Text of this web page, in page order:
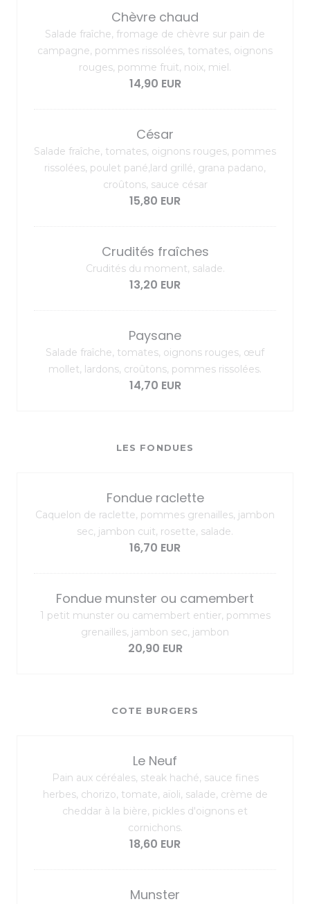
Chèvre chaud
Salade fraîche, fromage de chèvre sur pain de
campagne, pommes rissolées, tomates, oignons
rouges, pomme fruit, noix, miel.
14,90 EUR
César
Salade fraîche, tomates, oignons rouges, pommes
rissolées, poulet pané,lard grillé, grana padano,
croûtons, sauce césar
15,80 EUR
Crudités fraîches
Crudités du moment, salade.
13,20 EUR
Paysane
Salade fraîche, tomates, oignons rouges, œuf
mollet, lardons, croûtons, pommes rissolées.
14,70 EUR
LES FONDUES
Fondue raclette
Caquelon de raclette, pommes grenailles, jambon
sec, jambon cuit, rosette, salade.
16,70 EUR
Fondue munster ou camembert
1 petit munster ou camembert entier, pommes
grenailles, jambon sec, jambon
20,90 EUR
COTE BURGERS
Le Neuf
Pain aux céréales, steak haché, sauce fines
herbes, chorizo, tomate, aïoli, salade, crème de
cheddar à la bière, pickles d'oignons et
cornichons.
18,60 EUR
Munster